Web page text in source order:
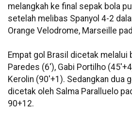
melangkah ke final sepak bola
setelah melibas Spanyol 4-2
Orange Velodrome, Marseille
Empat gol Brasil dicetak melalui
Paredes (6'), Gabi Portilho
Kerolin (90'+1). Sedangkan dua
dicetak oleh Salma Paralluelo
90+12.